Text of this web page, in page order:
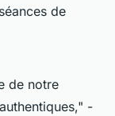
de
de notre
-